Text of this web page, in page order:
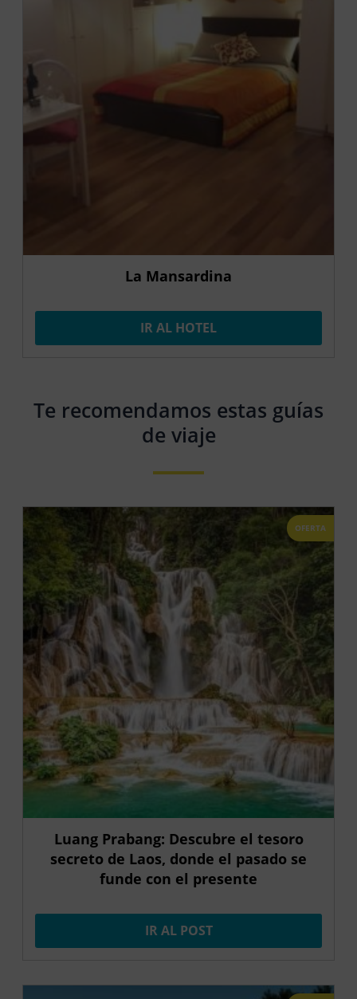
La Mansardina
IR AL HOTEL
Te recomendamos estas guías
de viaje
OFERTA
Luang Prabang: Descubre el tesoro
secreto de Laos, donde el pasado se
funde con el presente
IR AL POST